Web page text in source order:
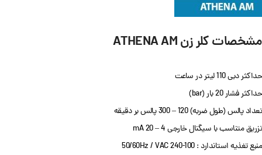
مشخصات کلر زن ATHENA AM
حداکثر دبی 110 لیتر در ساعت
حداکثر فشار 20 بار (bar)
تعداد پالس (طول ضربه) 120 – 300 پالس بر دقیقه
تزریق متناسب با سیگنال خارجی 4 – 20 mA
منبع تغذیه استاندارد : 100-240 50/60Hz / VAC